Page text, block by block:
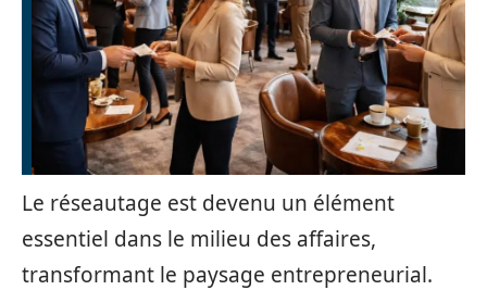
Le réseautage est devenu un élément
essentiel dans le milieu des affaires,
transformant le paysage entrepreneurial.